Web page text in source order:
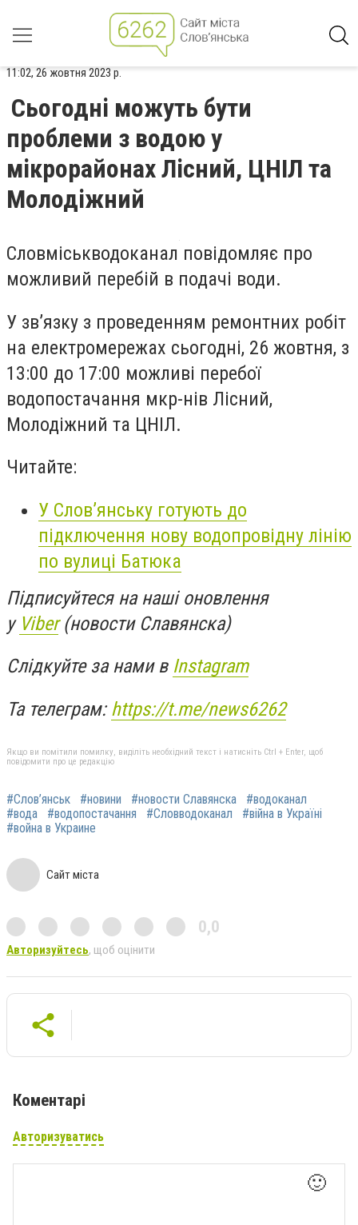
11:02, 26 жовтня 2023 р.
Сьогодні можуть бути
проблеми з водою у
мікрорайонах Лісний, ЦНІЛ та
Молодіжний
Словміськводоканал повідомляє про
можливий перебій в подачі води.
У зв’язку з проведенням ремонтних робіт
на електромережах сьогодні, 26 жовтня, з
13:00 до 17:00 можливі перебої
водопостачання мкр-нів Лісний,
Молодіжний та ЦНІЛ.
Читайте:
У Слов’янську готують до
підключення нову водопровідну лінію
по вулиці Батюка
Підписуйтеся на наші оновлення
у Viber(новости Славянска)
Слідкуйте за нами в Instagram
Та телеграм:https://t.me/news6262
Якщо ви помітили помилку, виділіть необхідний текст і натисніть Ctrl + Enter, щоб
повідомити про це редакцію
#Слов’янськ #новини #новости Славянска
#водоканал
#вода
#водопостачання #Словводоканал
#війна в Україні
#война в Украине
Сайт міста
0,0
Авторизуйтесь, щоб оцінити
Коментарі
Авторизуватись
🙂